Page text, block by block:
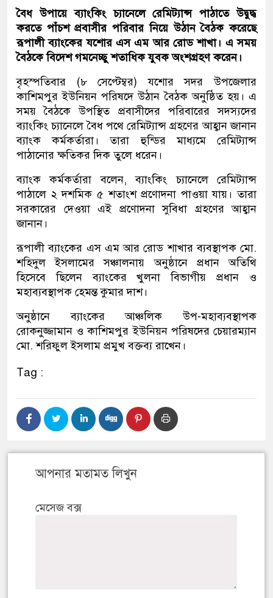
বৈধ উপায়ে ব্যাংকিং চ্যানেলে রেমিট্যান্স পাঠাতে উদ্বুদ্ধ
করতে পাঁচশ প্রবাসীর পরিবার নিয়ে উঠান বৈঠক করেছে
রূপালী ব্যাংকের যশোর এস এম আর রোড শাখা। এ সময়
বৈঠকে বিদেশ গমনেচ্ছু শতাধিক যুবক অংশগ্রহণ করেন।
বৃহস্পতিবার (৮ সেপ্টেম্বর) যশোর সদর উপজেলার
কাশিমপুর ইউনিয়ন পরিষদে উঠান বৈঠক অনুষ্ঠিত হয়। এ
সময় বৈঠকে উপস্থিত প্রবাসীদের পরিবারের সদস্যদের
ব্যাংকিং চ্যানেলে বৈধ পথে রেমিট্যান্স গ্রহণের আহ্বান জানান
ব্যাংক কর্মকর্তারা। তারা হুন্ডির মাধ্যমে রেমিট্যান্স
পাঠানোর ক্ষতিকর দিক তুলে ধরেন।
ব্যাংক কর্মকর্তারা বলেন, ব্যাংকিং চ্যানেলে রেমিট্যান্স
পাঠালে ২ দশমিক ৫ শতাংশ প্রণোদনা পাওয়া যায়। তারা
সরকারের দেওয়া এই প্রণোদনা সুবিধা গ্রহণের আহ্বান
জানান।
রূপালী ব্যাংকের এস এম আর রোড শাখার ব্যবস্থাপক মো.
শহিদুল ইসলামের সঞ্চালনায় অনুষ্ঠানে প্রধান অতিথি
হিসেবে ছিলেন ব্যাংকের খুলনা বিভাগীয় প্রধান ও
মহাব্যবস্থাপক হেমন্ত কুমার দাশ।
অনুষ্ঠানে ব্যাংকের আঞ্চলিক উপ-মহাব্যবস্থাপক
রোকনুজ্জামান ও কাশিমপুর ইউনিয়ন পরিষদের চেয়ারম্যান
মো. শরিফুল ইসলাম প্রমুখ বক্তব্য রাখেন।
Tag :
আপনার মতামত লিখুন
মেসেজ বক্স